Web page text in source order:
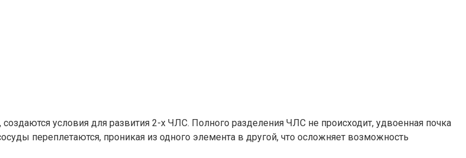
условия для развития 2-х ЧЛС. Полного разделения ЧЛС не происходит, удвоенная почка
переплетаются, проникая из одного элемента в другой, что осложняет возможность